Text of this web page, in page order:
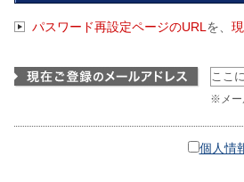
パスワード再設定ページのURL を、
※メー
個人情